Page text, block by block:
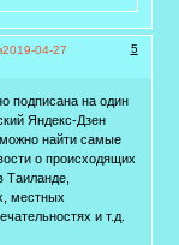
5
2019-04-27
подписана на один
Яндекс-Дзен
можно найти самые
о происходящих
Таиланде,
местных
и т.д.